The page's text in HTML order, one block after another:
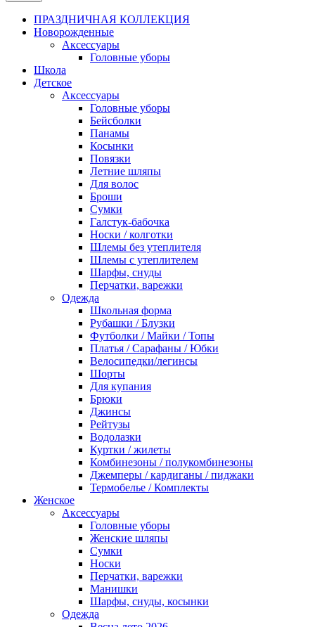
ПРАЗДНИЧНАЯ КОЛЛЕКЦИЯ
Новорожденные
Аксессуары
Головные уборы
Школа
Детское
Аксессуары
Головные уборы
Бейсболки
Панамы
Косынки
Повязки
Летние шляпы
Для волос
Броши
Сумки
Галстук-бабочка
Носки / колготки
Шлемы без утеплителя
Шлемы с утеплителем
Шарфы, снуды
Перчатки, варежки
Одежда
Школьная форма
Рубашки / Блузки
Футболки / Майки / Топы
Платья / Сарафаны / Юбки
Велосипедки/легинсы
Шорты
Для купания
Брюки
Джинсы
Рейтузы
Водолазки
Куртки / жилеты
Комбинезоны / полукомбинезоны
Джемперы / кардиганы / пиджаки
Термобелье / Комплекты
Женское
Аксессуары
Головные уборы
Женские шляпы
Сумки
Носки
Перчатки, варежки
Манишки
Шарфы, снуды, косынки
Одежда